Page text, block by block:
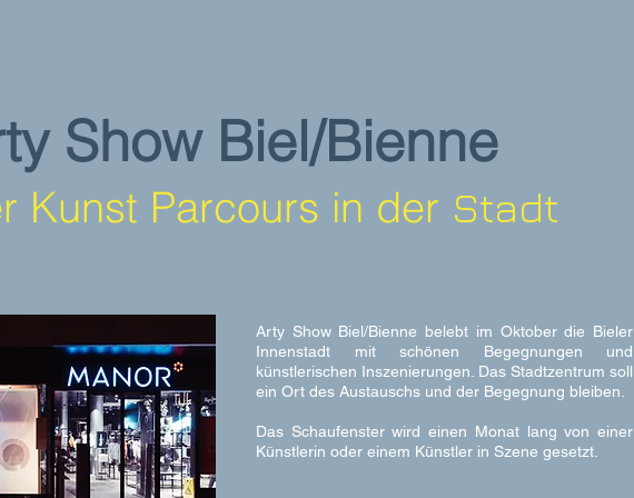
Show Biel/Bienne
Kunst Parcours in der Stadt
Arty Show Biel/Bienne belebt im Oktober die Bieler
Innenstadt mit schönen Begegnungen und
künstlerischen Inszenierungen. Das Stadtzentrum soll
ein Ort des Austauschs und der Begegnung bleiben.
Das Schaufenster wird einen Monat lang von einer
Künstlerin oder einem Künstler in Szene gesetzt.